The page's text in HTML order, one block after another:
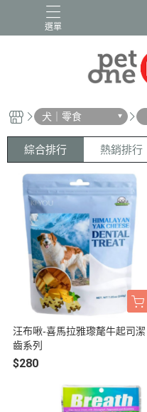
選單
犬｜零食
綜合排行 熱銷排行
汪布啾-喜馬拉雅瓈氂牛起司潔
齒系列
$280